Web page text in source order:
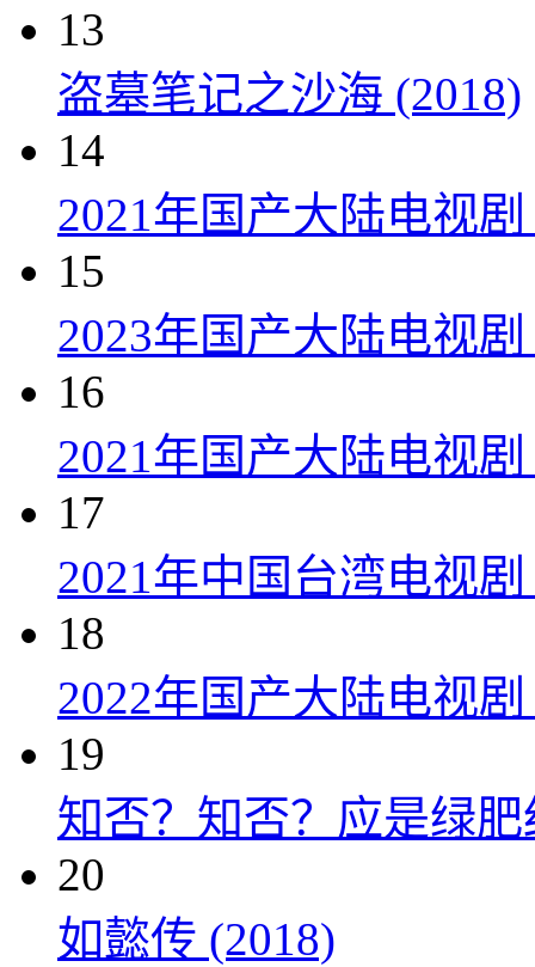
13
盗墓笔记之沙海 (2018)
14
2021年国产大陆电视
15
2023年国产大陆电视
16
2021年国产大陆电视
17
2021年中国台湾电视
18
2022年国产大陆电视
19
知否？知否？应是绿肥
20
如懿传 (2018)